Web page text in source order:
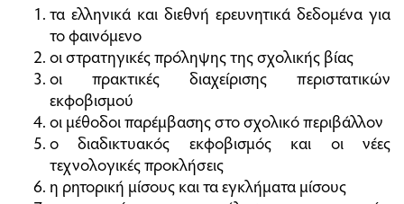
τα ελληνικά και διεθνή ερευνητικά δεδομένα για
το φαινόμενο
οι στρατηγικές πρόληψης της σχολικής βίας
οι πρακτικές διαχείρισης περιστατικών
εκφοβισμού
οι μέθοδοι παρέμβασης στο σχολικό περιβάλλον
ο διαδικτυακός εκφοβισμός και οι νέες
τεχνολογικές προκλήσεις
η ρητορική μίσους και τα εγκλήματα μίσους